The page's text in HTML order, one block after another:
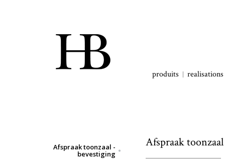
produits realisations
Afspraak toonzaal -
bevestiging
Afspraak